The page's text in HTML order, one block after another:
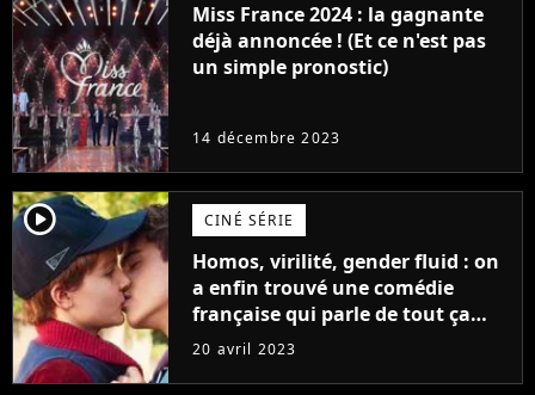
Miss France 2024 : la gagnante
déjà annoncée ! (Et ce n'est pas
un simple pronostic)
14 décembre 2023
player2 CINÉ SÉRIE
Homos, virilité, gender fluid : on
a enfin trouvé une comédie
française qui parle de tout ça
sans être super ringarde
20 avril 2023